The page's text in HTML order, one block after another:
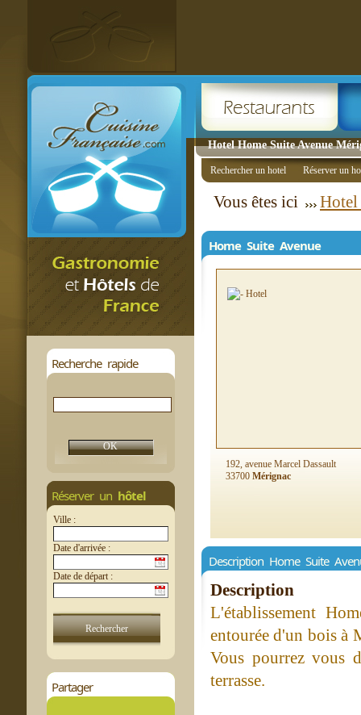
Hotel Home Suite Avenue
Recherche rapide
Réserver un hôtel
Ville :
Date d'arrivée :
Date de départ :
Partager
Rechercher un hotel Réserver un
Vous êtes ici
Home Suite Avenue
192, avenue Marcel Dassault
33700 Mérignac
Description Home Suite
Description
L'établissement
entourée d'un bois à
Vous pourrez vous
terrasse.